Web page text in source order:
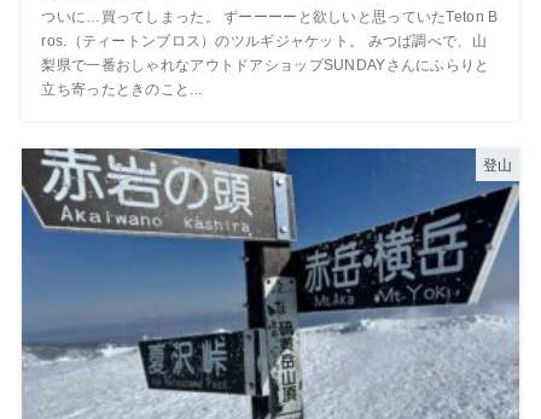
ついに…買ってしまった。 ずーーーーと欲しいと思っていたTeton B
ros.（ティートンブロス）のツルギジャケット。 みつば調べで、山
梨県で一番おしゃれなアウトドアショップSUNDAYさんにふらりと
立ち寄ったときのこと...
登山